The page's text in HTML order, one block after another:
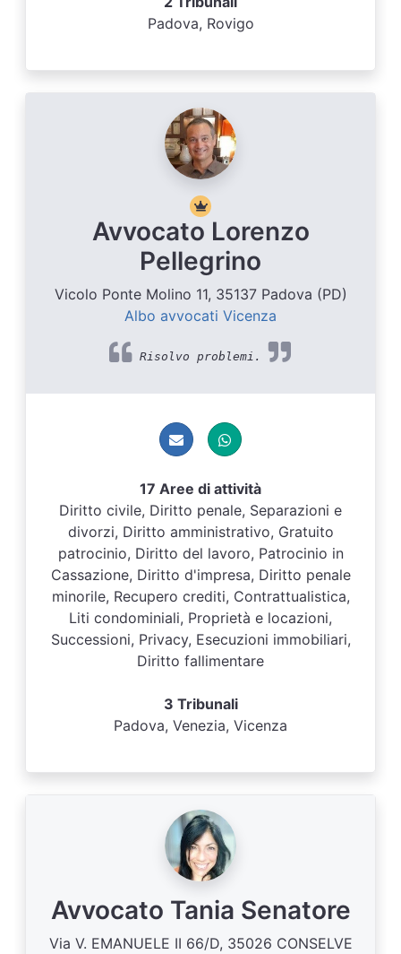
Padova, Rovigo
Avvocato Lorenzo
Pellegrino
Vicolo Ponte Molino 11, 35137 Padova (PD)
Albo avvocati Vicenza
Risolvo problemi.
17 Aree di attività
Diritto civile, Diritto penale, Separazioni e
divorzi, Diritto amministrativo, Gratuito
patrocinio, Diritto del lavoro, Patrocinio in
Cassazione, Diritto d'impresa, Diritto penale
minorile, Recupero crediti, Contrattualistica,
Liti condominiali, Proprietà e locazioni,
Successioni, Privacy, Esecuzioni immobiliari,
Diritto fallimentare
3 Tribunali
Padova, Venezia, Vicenza
Avvocato Tania Senatore
Via V. EMANUELE II 66/D, 35026 CONSELVE